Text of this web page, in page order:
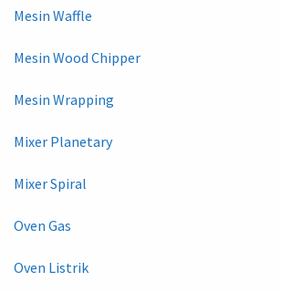
Mesin Waffle
Mesin Wood Chipper
Mesin Wrapping
Mixer Planetary
Mixer Spiral
Oven Gas
Oven Listrik